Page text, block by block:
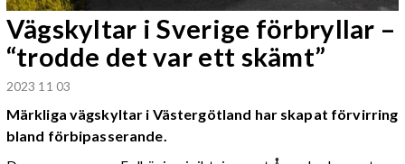
Vägskyltar i Sverige förbryllar –
“trodde det var ett skämt”
2023 11 03
Märkliga vägskyltar i Västergötland har skapat förvirring
bland förbipasserande.